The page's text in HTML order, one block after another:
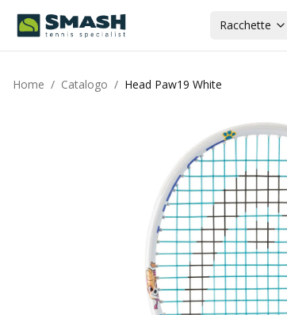
Racchette
Home / Catalogo / Head Paw19 White